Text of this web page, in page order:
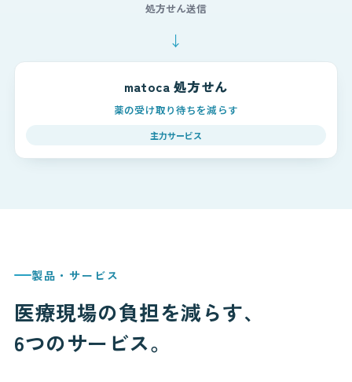
処方せん送信
↓
matoca 処方せん
薬の受け取り待ちを減らす
主力サービス
製品・サービス
医療現場の負担を減らす、
6つのサービス。